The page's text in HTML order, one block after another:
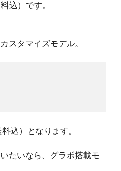
込）です。
スタマイズモデル。
料込）となります。
たいなら、グラボ搭載モ